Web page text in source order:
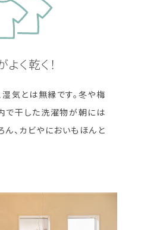
く乾く！
気とは無縁です。冬や梅
で干した洗濯物が朝には
ん、カビやにおいもほんと